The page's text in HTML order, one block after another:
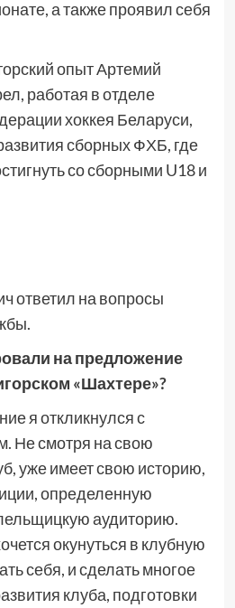
а также проявил себя
опыт Артемий
работая в отделе
хоккея Беларуси,
сборных ФХБ, где
со сборными U18 и
ответил на вопросы
на предложение
«Шахтере»?
я откликнулся с
Не смотря на свою
уже имеет свою историю,
определенную
аудиторию.
окунуться в клубную
себя, и сделать многое
клуба, подготовки